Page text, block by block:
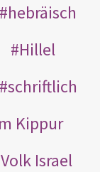
hebräisch
Hillel
schriftlich
Kippur
Volk Israel